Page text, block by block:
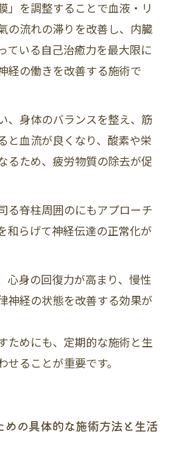
」を調整することで血液・リ
の流れの滞りを改善し、内臓
ている自己治癒力を最大限に
経の働きを改善する施術で
、身体のバランスを整え、筋
と血流が良くなり、酸素や栄
るため、疲労物質の除去が促
る脊柱周囲のにもアプローチ
和らげて神経伝達の正常化が
心身の回復力が高まり、慢性
神経の状態を改善する効果が
ためにも、定期的な施術と生
ることが重要です。
の具体的な施術方法と生活